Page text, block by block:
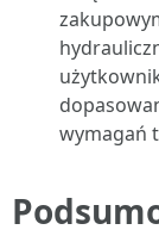
wymagań